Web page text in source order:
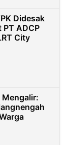
Didesak
PT ADCP
City
Mengalir: